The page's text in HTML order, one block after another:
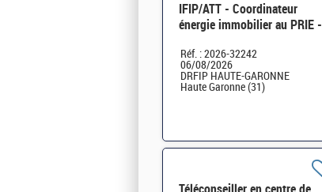
IFIP/ATT - Coordinateur
énergie immobilier au PRIE -
H/F
Réf. : 2026-32242
06/08/2026
DRFIP HAUTE-GARONNE
Haute Garonne (31)